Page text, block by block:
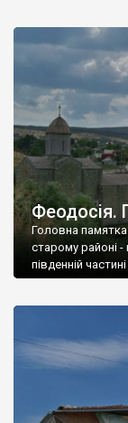
Феодосія.
Головна памятка
старому районі -
південній частині